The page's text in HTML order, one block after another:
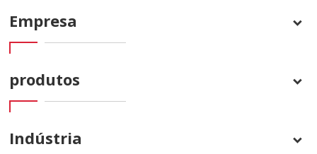
Empresa
produtos
Indústria